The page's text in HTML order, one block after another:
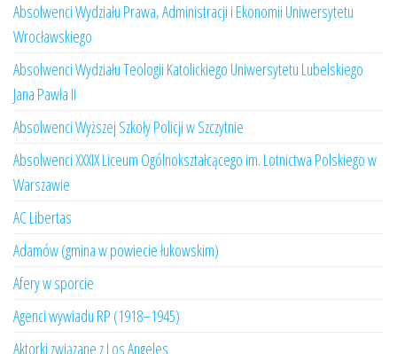
Absolwenci Wydziału Prawa, Administracji i Ekonomii Uniwersytetu
Wrocławskiego
Absolwenci Wydziału Teologii Katolickiego Uniwersytetu Lubelskiego
Jana Pawła II
Absolwenci Wyższej Szkoły Policji w Szczytnie
Absolwenci XXXIX Liceum Ogólnokształcącego im. Lotnictwa Polskiego w
Warszawie
AC Libertas
Adamów (gmina w powiecie łukowskim)
Afery w sporcie
Agenci wywiadu RP (1918–1945)
Aktorki związane z Los Angeles